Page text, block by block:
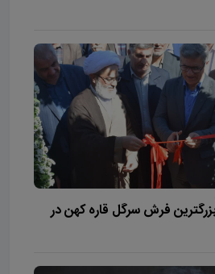
فرش سرگل قاره کهن در